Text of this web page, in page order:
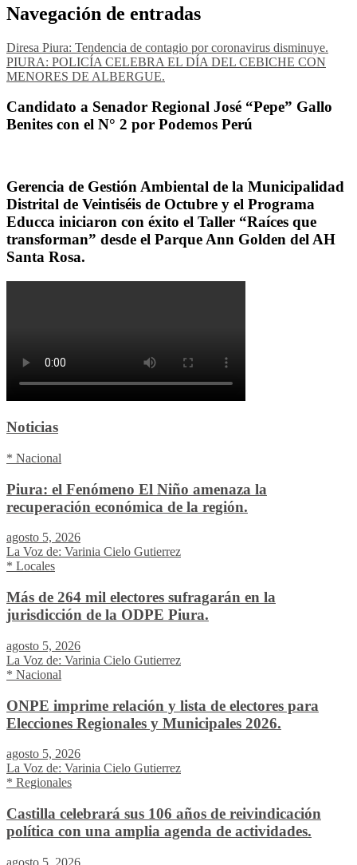
Navegación de entradas
Diresa Piura: Tendencia de contagio por coronavirus disminuye.
PIURA: POLICÍA CELEBRA EL DÍA DEL CEBICHE CON
MENORES DE ALBERGUE.
Candidato a Senador Regional José “Pepe” Gallo
Benites con el N° 2 por Podemos Perú
Gerencia de Gestión Ambiental de la Municipalidad
Distrital de Veintiséis de Octubre y el Programa
Educca iniciaron con éxito el Taller “Raíces que
transforman” desde el Parque Ann Golden del AH
Santa Rosa.
Noticias
* Nacional
Piura: el Fenómeno El Niño amenaza la
recuperación económica de la región.
agosto 5, 2026
La Voz de: Varinia Cielo Gutierrez
* Locales
Más de 264 mil electores sufragarán en la
jurisdicción de la ODPE Piura.
agosto 5, 2026
La Voz de: Varinia Cielo Gutierrez
* Nacional
ONPE imprime relación y lista de electores para
Elecciones Regionales y Municipales 2026.
agosto 5, 2026
La Voz de: Varinia Cielo Gutierrez
* Regionales
Castilla celebrará sus 106 años de reivindicación
política con una amplia agenda de actividades.
agosto 5, 2026